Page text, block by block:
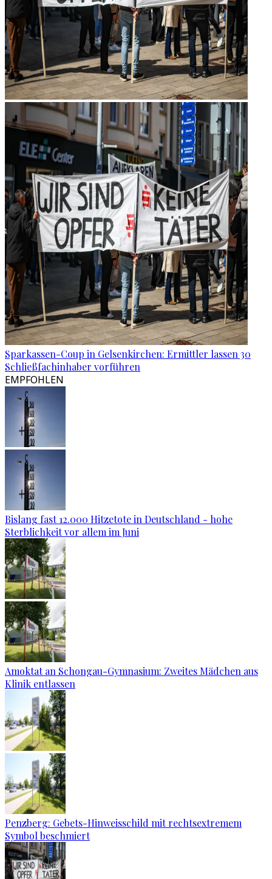
Sparkassen-Coup in Gelsenkirchen: Ermittler lassen 30
Schließfachinhaber vorführen
EMPFOHLEN
Bislang fast 12.000 Hitzetote in Deutschland - hohe
Sterblichkeit vor allem im Juni
Amoktat an Schongau-Gymnasium: Zweites Mädchen aus
Klinik entlassen
Penzberg: Gebets-Hinweisschild mit rechtsextremem
Symbol beschmiert